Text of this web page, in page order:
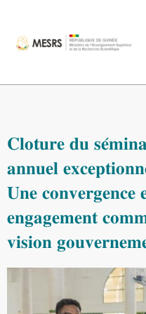
𝐂𝐥𝐨𝐭𝐮𝐫𝐞 𝐝𝐮
𝐚𝐧𝐧𝐮𝐞𝐥
𝐔𝐧𝐞 𝐜𝐨𝐧𝐯𝐞𝐫𝐠𝐞𝐧𝐜𝐞
𝐞𝐧𝐠𝐚𝐠𝐞𝐦𝐞𝐧𝐭
𝐯𝐢𝐬𝐢𝐨𝐧